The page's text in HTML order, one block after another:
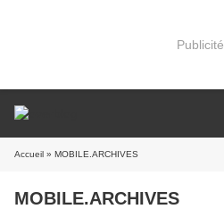
Publicité
Accueil » MOBILE.ARCHIVES
MOBILE.ARCHIVES